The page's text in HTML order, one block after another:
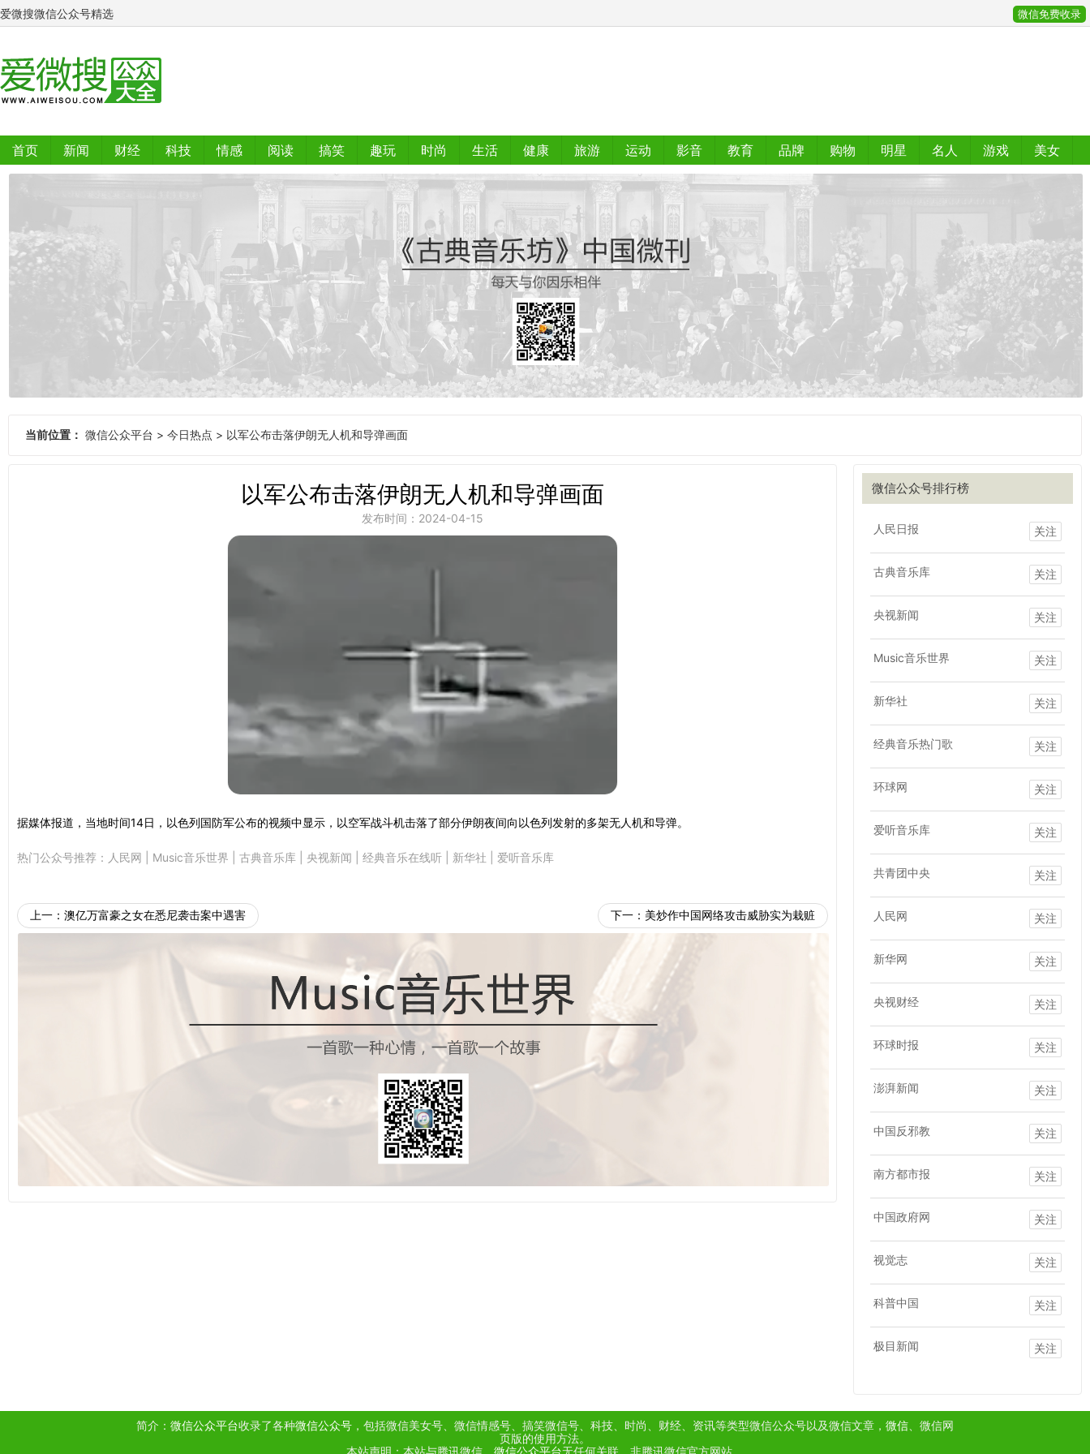
爱微搜微信公众号精选 微信免费收录
首页 新闻 财经 科技 情感 阅读 搞笑 趣玩 时尚 生活 健康 旅游 运动 影音 教育 品牌 购物 明星 名人 游戏
美女
当前位置： 微信公众平台 > 今日热点 > 以军公布击落伊朗无人机和导弹画面
微信公众号排行榜
人民日报 关注
古典音乐库 关注
央视新闻 关注
Music音乐世界 关注
新华社 关注
经典音乐热门歌 关注
环球网 关注
爱听音乐库 关注
共青团中央 关注
人民网 关注
新华网 关注
央视财经 关注
环球时报 关注
澎湃新闻 关注
中国反邪教 关注
南方都市报 关注
中国政府网 关注
视觉志 关注
科普中国 关注
极目新闻 关注
以军公布击落伊朗无人机和导弹画面
发布时间：2024-04-15
据媒体报道，当地时间14日，以色列国防军公布的视频中显示，以空军战斗机击落了部分伊朗夜间向以色列发射的多架无人机和导弹。
热门公众号推荐： 人民网 Music音乐世界 古典音乐库 央视新闻 经典音乐在线听 新华社 爱听音乐库
上一： 澳亿万富豪之女在悉尼袭击案中遇害 下一： 美炒作中国网络攻击威胁实为栽赃
简介： 微信公众平台收录了各种微信公众号 ，包括微信美女号、微信情感号、搞笑微信号、科技、时尚、财经、资讯等类型微信公众号以及微信文章， 微信 、微信网
页版的使用方法。
本站声明：本站与腾讯微信、 微信公众平台无任何关联，非腾讯微信官方网站。